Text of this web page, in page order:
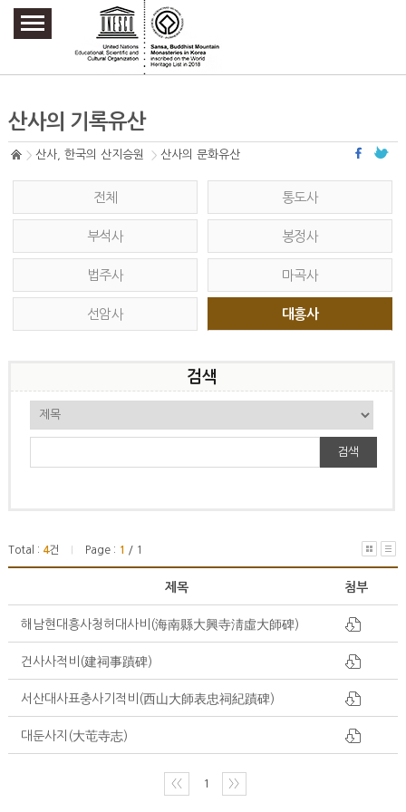
주요메뉴 바로가기
본문 바로가기
하단메뉴 바로가기
산사의 기록유산
산사, 한국의 산지승원 산사의 문화유산
전체 통도사
부석사 봉정사
법주사 마곡사
선암사 대흥사
검색
검색
Total : 4건 Page : 1 / 1
제목 첨부
해남현대흥사청허대사비(海南縣大興寺淸虛大師碑)
건사사적비(建祠事蹟碑)
서산대사표충사기적비(西山大師表忠祠紀蹟碑)
대둔사지(大芚寺志)
〈〈 1 〉〉